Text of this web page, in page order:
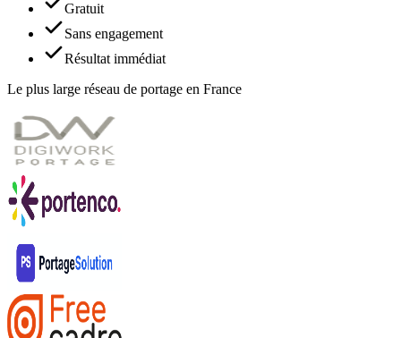
Gratuit
Sans engagement
Résultat immédiat
Le plus large réseau de portage en France